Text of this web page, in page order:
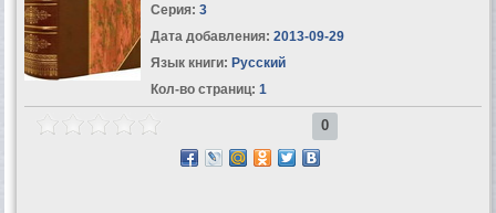
Серия: 3
Дата добавления: 2013-09-29
Язык книги: Русский
Кол-во страниц: 1
0